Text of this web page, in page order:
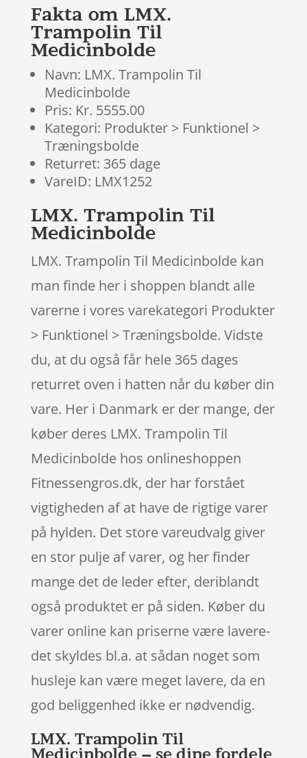
ømmels
er
Fakta om LMX.
Trampolin Til
Medicinbolde
Navn: LMX. Trampolin Til
Medicinbolde
Pris: Kr. 5555.00
Kategori: Produkter > Funktionel >
Træningsbolde
Returret: 365 dage
VareID: LMX1252
LMX. Trampolin Til
Medicinbolde
LMX. Trampolin Til Medicinbolde kan
man finde her i shoppen blandt alle
varerne i vores varekategori Produkter
> Funktionel > Træningsbolde. Vidste
du, at du også får hele 365 dages
returret oven i hatten når du køber din
vare. Her i Danmark er der mange, der
køber deres LMX. Trampolin Til
Medicinbolde hos onlineshoppen
Fitnessengros.dk, der har forstået
vigtigheden af at have de rigtige varer
på hylden. Det store vareudvalg giver
en stor pulje af varer, og her finder
mange det de leder efter, deriblandt
også produktet er på siden. Køber du
varer online kan priserne være lavere-
det skyldes bl.a. at sådan noget som
husleje kan være meget lavere, da en
god beliggenhed ikke er nødvendig.
LMX. Trampolin Til
Medicinbolde – se dine fordele